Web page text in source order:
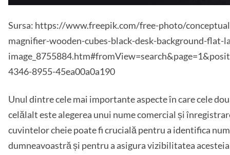
Sursa: https://www.freepik.com/free-photo/
magnifier-wooden-cubes-black-desk-background-flat-
4346-8955-45ea00a0a190
Unul dintre cele mai importante aspecte în care cele
celălalt este alegerea unui nume comercial și
cuvintelor cheie poate fi crucială pentru a identifica
dumneavoastră și pentru a asigura vizibilitatea